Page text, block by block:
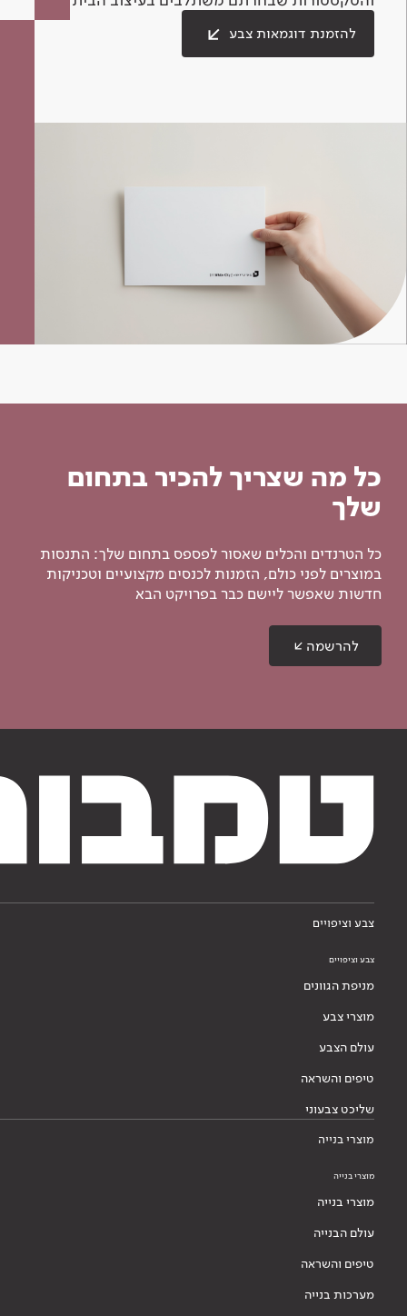
להזמנת דוגמאות צבע
כל מה שצריך להכיר בתחום
שלך
כל הטרנדים והכלים שאסור לפספס בתחום שלך: התנסות
במוצרים לפני כולם, הזמנות לכנסים מקצועיים וטכניקות
חדשות שאפשר ליישם כבר בפרויקט הבא
להרשמה
צבע וציפויים
צבע וציפויים
מניפת הגוונים
מוצרי צבע
עולם הצבע
טיפים והשראה
שליכט צבעוני
מוצרי בנייה
מוצרי בנייה
מוצרי בנייה
עולם הבנייה
טיפים והשראה
מערכות בנייה